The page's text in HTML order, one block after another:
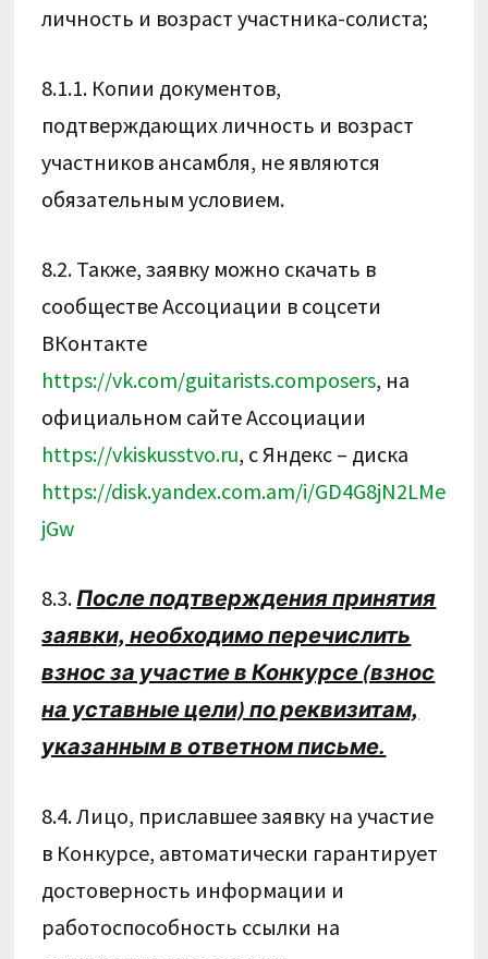
личность и возраст участника-солиста;
8.1.1. Копии документов,
подтверждающих личность и возраст
участников ансамбля, не являются
обязательным условием.
8.2. Также, заявку можно скачать в
сообществе Ассоциации в соцсети
ВКонтакте
https://vk.com/guitarists.composers, на
официальном сайте Ассоциации
https://vkiskusstvo.ru, с Яндекс – диска
https://disk.yandex.com.am/i/GD4G8jN2LMe
jGw
8.3.После подтверждения принятия
заявки, необходимо перечислить
взнос за участие в Конкурсе (взнос
на уставные цели) по реквизитам,
указанным в ответном письме.
8.4. Лицо, приславшее заявку на участие
в Конкурсе, автоматически гарантирует
достоверность информации и
работоспособность ссылки на